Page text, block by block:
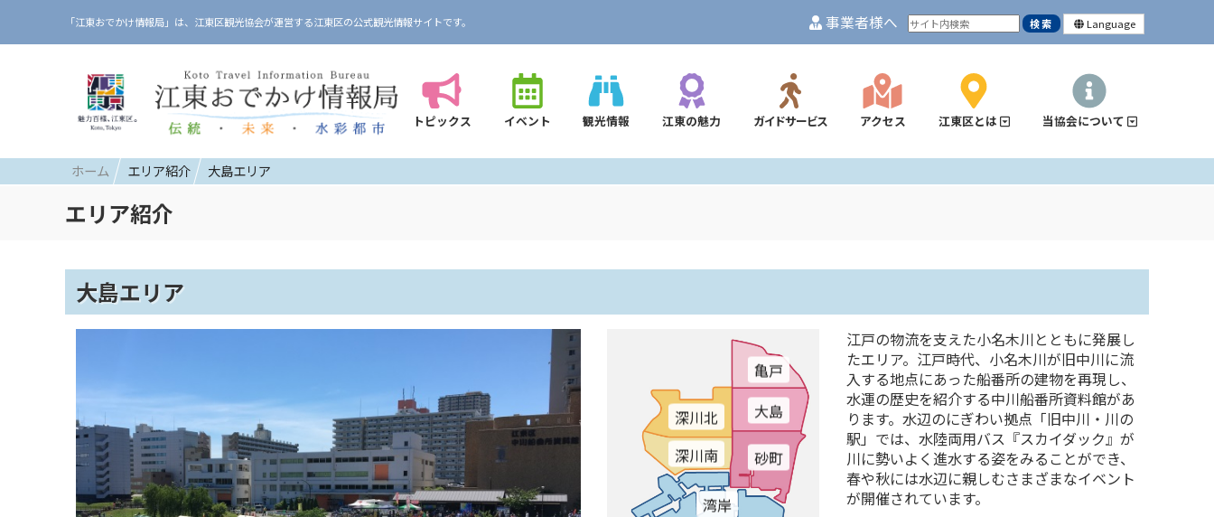
「江東おでかけ情報局」は、江東区観光協会が運営する江東区の公式観光情報サイトです。 事業者様へ Language
トピックス イベント 観光情報 江東の魅力 ガイドサービス アクセス 江東区とは 当協会について
ホーム エリア紹介 大島エリア
エリア紹介
大島エリア
深川北
深川南
亀戸
大島
湾岸
砂町
江戸の物流を支えた小名木川とともに発展し
たエリア。江戸時代、小名木川が旧中川に流
入する地点にあった船番所の建物を再現し、
水運の歴史を紹介する中川船番所資料館があ
ります。水辺のにぎわい拠点「旧中川・川の
駅」では、水陸両用バス『スカイダック』が
川に勢いよく進水する姿をみることができ、
春や秋には水辺に親しむさまざまなイベント
が開催されています。